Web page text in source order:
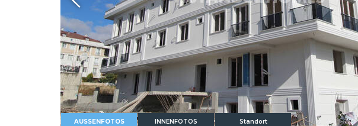
AUSSENFOTOS INNENFOTOS Standort